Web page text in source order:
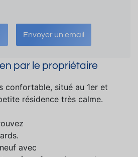
Envoyer un email
par le propriétaire
confortable, situé au 1er et
résidence très calme.
avec